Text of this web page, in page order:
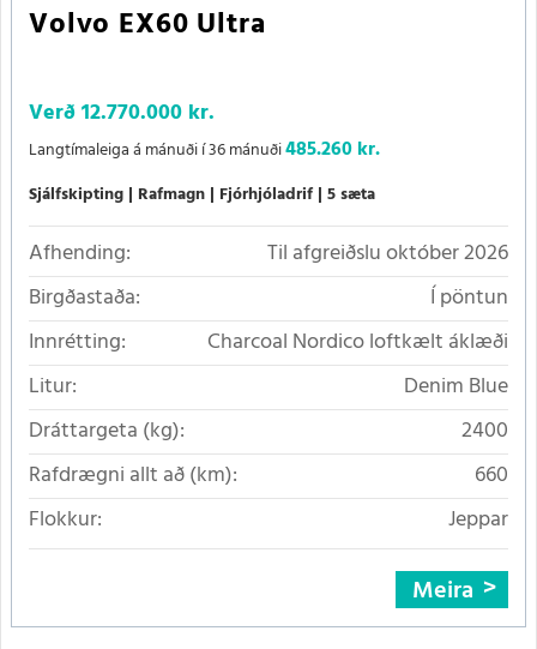
Volvo EX60 Ultra
Verð12.770.000 kr.
Langtímaleiga á mánuði í 36 mánuði485.260 kr.
Sjálfskipting Rafmagn Fjórhjóladrif 5 sæta
Afhending:
Til afgreiðslu október 2026
Birgðastaða:
Í pöntun
Innrétting:
Charcoal Nordico loftkælt áklæði
Litur:
Denim Blue
Dráttargeta (kg):
2400
Rafdrægni allt að (km):
660
Flokkur:
Jeppar
Meira